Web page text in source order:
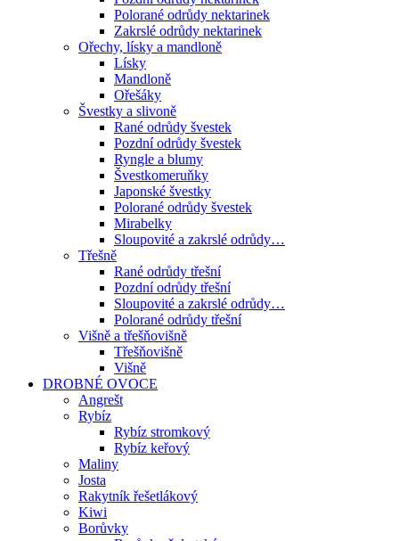
Polorané odrůdy nektarinek
Zakrslé odrůdy nektarinek
Ořechy, lísky a mandloně
Lísky
Mandloně
Ořešáky
Švestky a slivoně
Rané odrůdy švestek
Pozdní odrůdy švestek
Ryngle a blumy
Švestkomeruňky
Japonské švestky
Polorané odrůdy švestek
Mirabelky
Sloupovité a zakrslé odrůdy…
Třešně
Rané odrůdy třešní
Pozdní odrůdy třešní
Sloupovité a zakrslé odrůdy…
Polorané odrůdy třešní
Višně a třešňovišně
Třešňovišně
Višně
DROBNÉ OVOCE
Angrešt
Rybíz
Rybíz stromkový
Rybíz keřový
Maliny
Josta
Rakytník řešetlákový
Kiwi
Borůvky